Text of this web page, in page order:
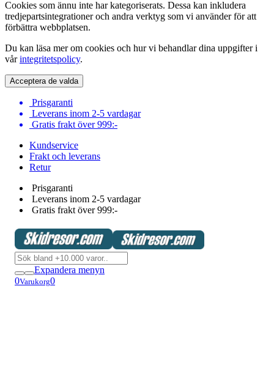
Cookies som ännu inte har kategoriserats. Dessa kan inkludera
tredjepartsintegrationer och andra verktyg som vi använder för att
förbättra webbplatsen.
Du kan läsa mer om cookies och hur vi behandlar dina uppgifter i
vårintegritetspolicy.
Acceptera de valda
Prisgaranti
Leverans inom 2-5 vardagar
Gratis frakt över 999:-
Kundservice
Frakt och leverans
Retur
Prisgaranti
Leverans inom 2-5 vardagar
Gratis frakt över 999:-
Expandera menyn
0Varukorg0